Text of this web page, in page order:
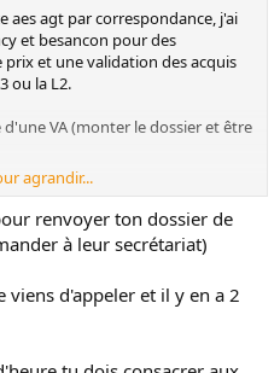
aes agt par correspondance, j'ai
et besancon pour des
et une validation des acquis
ou la L2.
VA (monter le dossier et être
80 % dois je programmer par jour
arriver ?
agrandir...
renvoyer ton dossier de
à leur secrétariat)
viens d'appeler et il y en a 2